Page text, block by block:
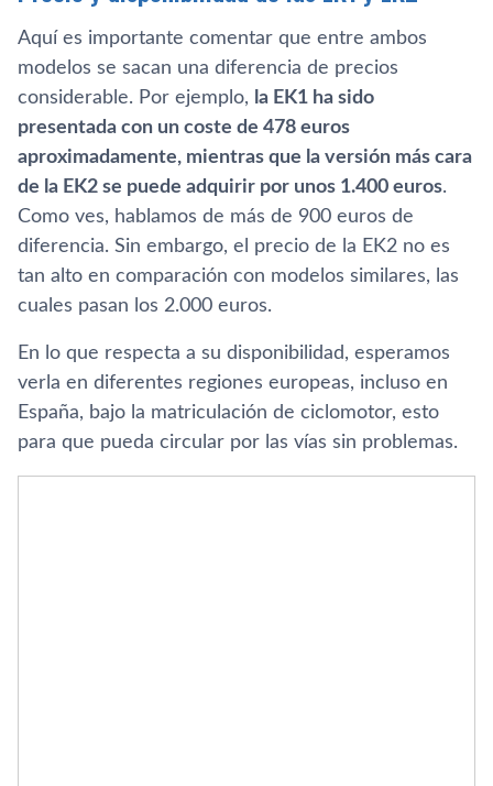
Aquí es importante comentar que entre ambos
modelos se sacan una diferencia de precios
considerable. Por ejemplo, la EK1 ha sido
presentada con un coste de 478 euros
aproximadamente, mientras que la versión más cara
de la EK2 se puede adquirir por unos 1.400 euros.
Como ves, hablamos de más de 900 euros de
diferencia. Sin embargo, el precio de la EK2 no es
tan alto en comparación con modelos similares, las
cuales pasan los 2.000 euros.
En lo que respecta a su disponibilidad, esperamos
verla en diferentes regiones europeas, incluso en
España, bajo la matriculación de ciclomotor, esto
para que pueda circular por las vías sin problemas.